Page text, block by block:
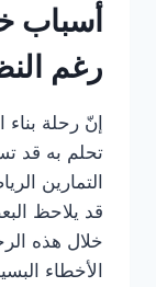
أسباب
رغم
إنّ رحلة
تحلم به قد
التمارين
قد يلاحظ
خلال هذه
الأخطاء